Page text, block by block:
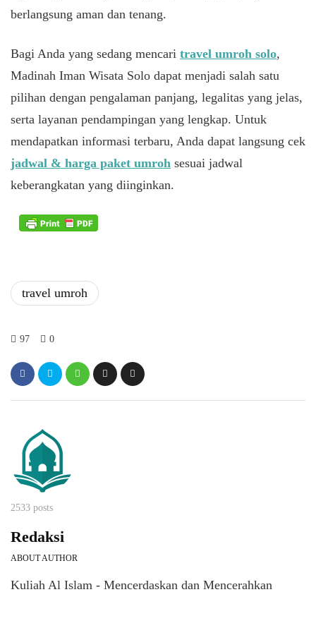
berlangsung aman dan tenang.
Bagi Anda yang sedang mencari travel umroh solo,
Madinah Iman Wisata Solo dapat menjadi salah satu
pilihan dengan pengalaman panjang, legalitas yang jelas,
serta layanan pendampingan yang lengkap. Untuk
mendapatkan informasi terbaru, Anda dapat langsung cek
jadwal & harga paket umroh sesuai jadwal
keberangkatan yang diinginkan.
travel umroh
97 0
2533 posts
Redaksi
ABOUT AUTHOR
Kuliah Al Islam - Mencerdaskan dan Mencerahkan